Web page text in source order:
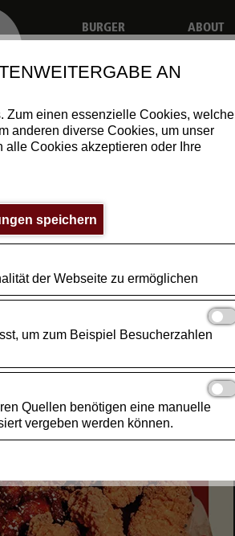
BURGER ABOUT
AN
Zum einen essenzielle Cookies, welche
anderen diverse Cookies, um unser
alle Cookies akzeptieren oder Ihre
speichern
der Webseite zu ermöglichen
um zum Beispiel Besucherzahlen
Quellen benötigen eine manuelle
vergeben werden können.